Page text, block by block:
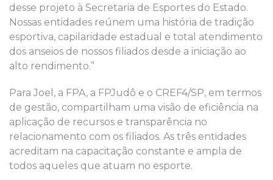
desse projeto à Secretaria de Esportes do Estado.
Nossas entidades reúnem uma história de tradição
esportiva, capilaridade estadual e total atendimento
dos anseios de nossos filiados desde a iniciação ao
alto rendimento.”
Para Joel, a FPA, a FPJudô e o CREF4/SP, em termos
de gestão, compartilham uma visão de eficiência na
aplicação de recursos e transparência no
relacionamento com os filiados. As três entidades
acreditam na capacitação constante e ampla de
todos aqueles que atuam no esporte.